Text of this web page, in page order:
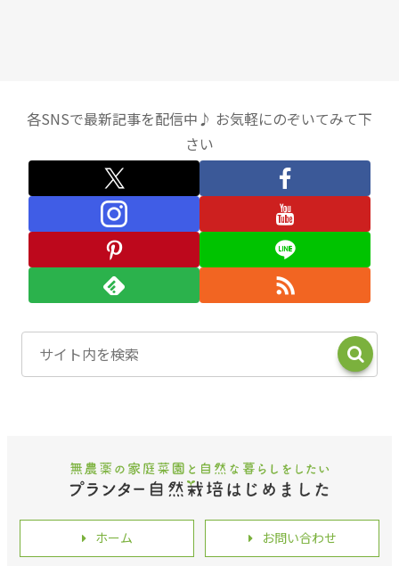
各SNSで最新記事を配信中♪ お気軽にのぞいてみて下
さい
ホーム お問い合わせ